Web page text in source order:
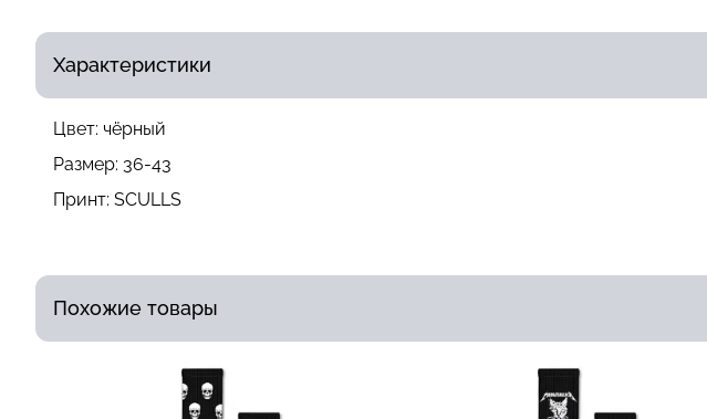
Характеристики
Цвет: чёрный
Размер: 36-43
Принт: SCULLS
Похожие товары